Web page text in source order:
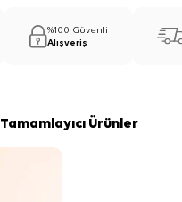
%100 Güvenli
Alışveriş
Tamamlayıcı Ürünler